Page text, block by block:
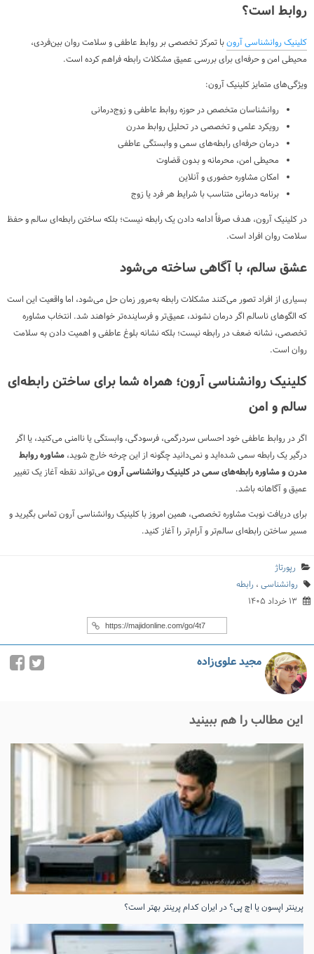
روابط است؟
کلینیک روانشناسی آرونبا تمرکز تخصصی بر روابط عاطفی و سلامت روان بین‌فردی،
محیطی امن و حرفه‌ای برای بررسی عمیق مشکلات رابطه فراهم کرده است.
ویژگی‌های متمایز کلینیک آرون:
روانشناسان متخصص در حوزه روابط عاطفی و زوج‌درمانی
رویکرد علمی و تخصصی در تحلیل روابط مدرن
درمان حرفه‌ای رابطه‌های سمی و وابستگی عاطفی
محیطی امن، محرمانه و بدون قضاوت
امکان مشاوره حضوری و آنلاین
برنامه درمانی متناسب با شرایط هر فرد یا زوج
در کلینیک آرون، هدف صرفاً ادامه دادن یک رابطه نیست؛ بلکه ساختن رابطه‌ای سالم و حفظ
سلامت روان افراد است.
عشق سالم، با آگاهی ساخته می‌شود
بسیاری از افراد تصور می‌کنند مشکلات رابطه به‌مرور زمان حل می‌شود، اما واقعیت این است
که الگوهای ناسالم اگر درمان نشوند، عمیق‌تر و فرساینده‌تر خواهند شد. انتخاب مشاوره
تخصصی، نشانه ضعف در رابطه نیست؛ بلکه نشانه بلوغ عاطفی و اهمیت دادن به سلامت
روان است.
کلینیک روانشناسی آرون؛ همراه شما برای ساختن رابطه‌ای
سالم و امن
اگر در روابط عاطفی خود احساس سردرگمی، فرسودگی، وابستگی یا ناامنی می‌کنید، یا اگر
درگیر یک رابطه سمی شده‌اید و نمی‌دانید چگونه از این چرخه خارج شوید، مشاوره روابط
مدرن و مشاوره رابطه‌های سمی در کلینیک روانشناسی آرون می‌تواند نقطه آغاز یک تغییر
عمیق و آگاهانه باشد.
برای دریافت نوبت مشاوره تخصصی، همین امروز با کلینیک روانشناسی آرون تماس بگیرید و
مسیر ساختن رابطه‌ای سالم‌تر و آرام‌تر را آغاز کنید.
رپورتاژ
روانشناسی ، رابطه
۱۳ خرداد ۱۴۰۵
مجید علوی‌زاده
این مطالب را هم ببینید
پرینتر اپسون یا اچ پی؟ در ایران کدام پرینتر بهتر است؟